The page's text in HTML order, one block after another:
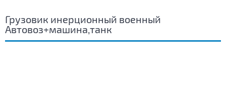
Грузовик инерционный военный
Автовоз+машина,танк